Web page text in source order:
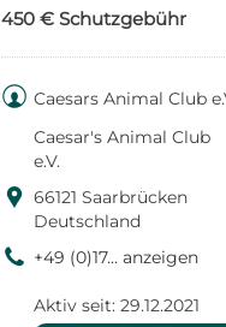
450 € Schutzgebühr
 Caesars Animal Club
Caesar's Animal Club
e.V.
 66121 Saarbrücken
Deutschland
9 +49 (0)17... anzeigen
Aktiv seit: 29.12.2021